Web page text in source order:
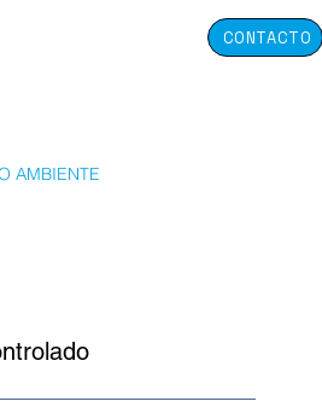
CONTACTO
AMBIENTE